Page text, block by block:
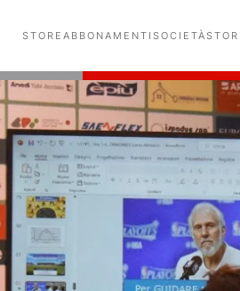
STORE ABBONAMENTI SOCIETÀ